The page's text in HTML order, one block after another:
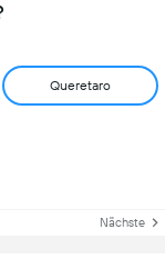
Queretaro
Nächste